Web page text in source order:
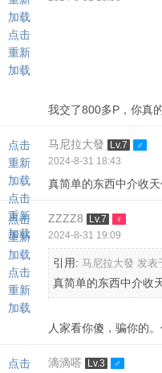
加载
点击
重新
加载
我交了800多P，你真
点击
重新
加载
点击
重新
加载
马尼拉大發 Lv.7
2024-8-31 18:43
真简单的东西中介收天
点击
重新
加载
点击
重新
加载
ZZZZ8 Lv.7
2024-8-31 19:09
引用: 马尼拉大發 发表
真简单的东西中介收
人家看你傻，骗你的
点击
滴滴嗒 Lv.3